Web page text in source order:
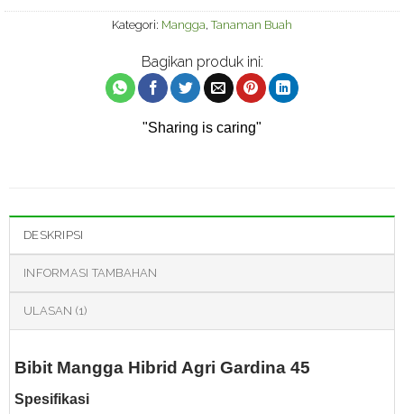
Kategori: Mangga,Tanaman Buah
Bagikan produk ini:
"Sharing is caring"
DESKRIPSI
INFORMASI TAMBAHAN
ULASAN (1)
Bibit Mangga Hibrid Agri Gardina 45
Spesifikasi